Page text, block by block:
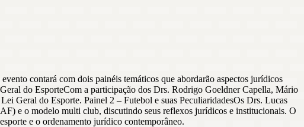
contará com dois painéis temáticos que abordarão aspectos jurídicos
do EsporteCom a participação dos Drs. Rodrigo Goeldner Capella, Mário
Geral do Esporte. Painel 2 – Futebol e suas PeculiaridadesOs Drs. Lucas
e o modelo multi club, discutindo seus reflexos jurídicos e institucionais. O
e o ordenamento jurídico contemporâneo.